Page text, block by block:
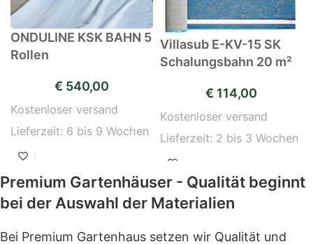
ONDULINE KSK BAHN 5
Rollen
€ 540,00
Kostenloser versand
Lieferzeit: 6 bis 9 Wochen
Villasub E-KV-15 SK
Schalungsbahn 20 m²
€ 114,00
Kostenloser versand
Lieferzeit: 2 bis 3 Wochen
Premium Gartenhäuser - Qualität beginnt
bei der Auswahl der Materialien
Bei Premium Gartenhaus setzen wir Qualität und